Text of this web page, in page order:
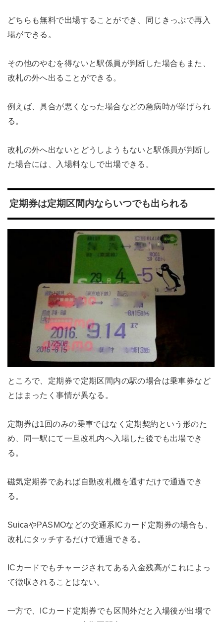
どちらも無料で出場することができ、同じきっぷで再入
場ができる。
その他のやむを得ないと駅係員が判断した場合もまた、
改札の外へ出ることができる。
例えば、具合が悪くなった場合などの急病時が挙げられ
る。
改札の外へ出ないとどうしようもないと駅係員が判断し
た場合には、入場料なしで出場できる。
定期券は定期区間内ならいつでも出られる
ところで、定期券で定期区間内の駅の場合は乗車券など
とはまったく事情が異なる。
定期券は1回のみの乗車ではなく定期契約という形のた
め、同一駅にて一旦改札内へ入場した後でも出場でき
る。
磁気定期券であれば自動改札機を通すだけで通過でき
る。
SuicaやPASMOなどの交通系ICカード定期券の場合も、
改札にタッチするだけで通過できる。
ICカードでもチャージされてある入金残高がこれによっ
て徴収されることはない。
一方で、ICカード定期券でも区間外だと入場後が出場で